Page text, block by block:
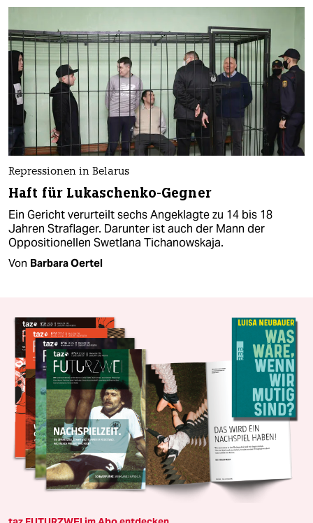
Repressionen in Belarus
Haft für Lukaschenko-Gegner
Ein Gericht verurteilt sechs Angeklagte zu 14 bis 18
Jahren Straflager. Darunter ist auch der Mann der
Oppositionellen Swetlana Tichanowskaja.
Von Barbara Oertel